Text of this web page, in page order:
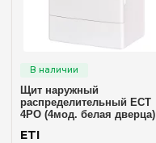
54(+2)
72(+2)
В комплекте
Нет в комплекте
Материал корпуса
Щит наружный
распределительный ECT
4PO (4мод. белая дверца)
ETI